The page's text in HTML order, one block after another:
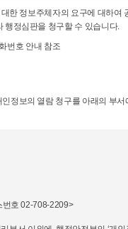
한 정보주체자의 요구에 대하
행정심판을 청구할 수 있습니다.
번호 안내 참조
정보의 열람 청구를 아래의 부
번호 02-708-2209>